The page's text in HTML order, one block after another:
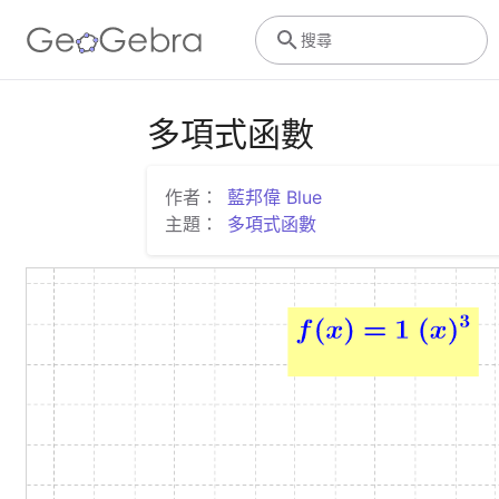
搜尋
多項式函數
作者：
藍邦偉 Blue
主題：
多項式函數